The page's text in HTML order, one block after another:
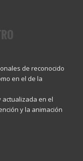
de reconocido
en el de la
en el
y la animación